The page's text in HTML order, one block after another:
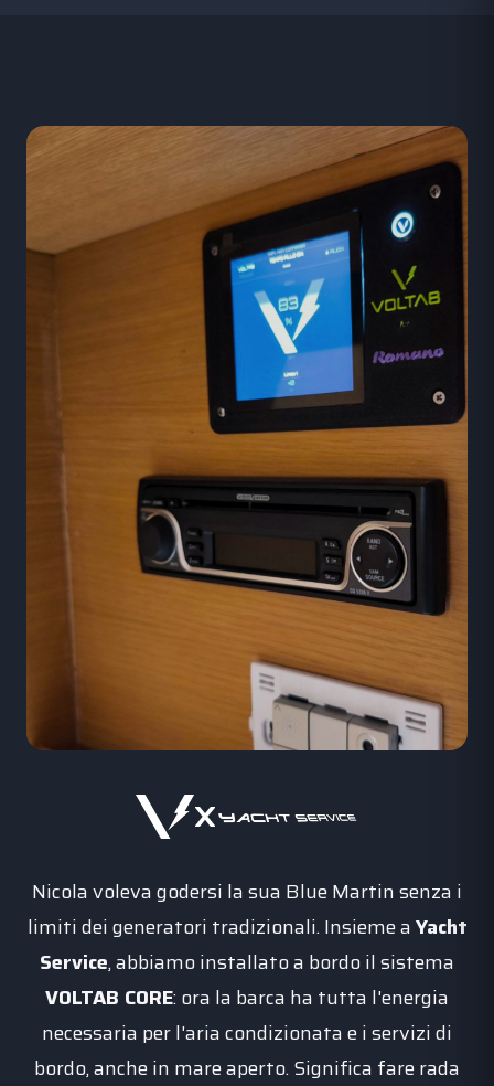
x
Nicola voleva godersi la sua Blue Martin senza i
limiti dei generatori tradizionali. Insieme aYacht
Service, abbiamo installato a bordo il sistema
VOLTAB CORE: ora la barca ha tutta l'energia
necessaria per l'aria condizionata e i servizi di
bordo, anche in mare aperto. Significa fare rada